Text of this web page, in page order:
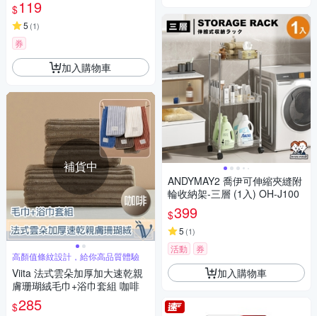
$119
5 (1)
券
加入購物車
補貨中
高顏值條紋設計，給你高品質體驗
Viita 法式雲朵加厚加大速乾親
膚珊瑚絨毛巾+浴巾套組 咖啡
$285
ANDYMAY2 喬伊可伸縮夾縫附
輪收納架-三層 (1入) OH-J100
$399
5 (1)
活動 券
加入購物車